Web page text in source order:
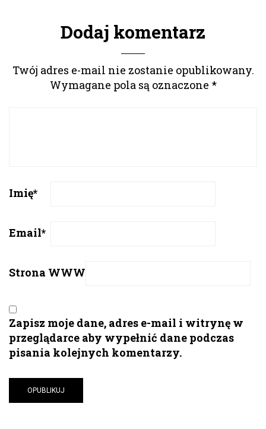
Dodaj komentarz
Twój adres e-mail nie zostanie opublikowany.
Wymagane pola są oznaczone *
Imię*
Email*
Strona WWW
Zapisz moje dane, adres e-mail i witrynę w
przeglądarce aby wypełnić dane podczas
pisania kolejnych komentarzy.